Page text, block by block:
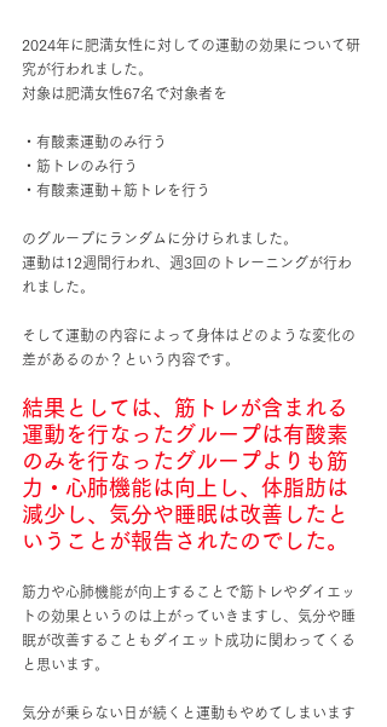
2024年に肥満女性に対しての運動の効果について研
究が行われました。
対象は肥満女性67名で対象者を
・有酸素運動のみ行う
・筋トレのみ行う
・有酸素運動＋筋トレを行う
のグループにランダムに分けられました。
運動は12週間行われ、週3回のトレーニングが行わ
れました。
そして運動の内容によって身体はどのような変化の
差があるのか？という内容です。
結果としては、筋トレが含まれる
運動を行なったグループは有酸素
のみを行なったグループよりも筋
力・心肺機能は向上し、体脂肪は
減少し、気分や睡眠は改善したと
いうことが報告されたのでした。
筋力や心肺機能が向上することで筋トレやダイエッ
トの効果というのは上がっていきますし、気分や睡
眠が改善することもダイエット成功に関わってくる
と思います。
気分が乗らない日が続くと運動もやめてしまいます